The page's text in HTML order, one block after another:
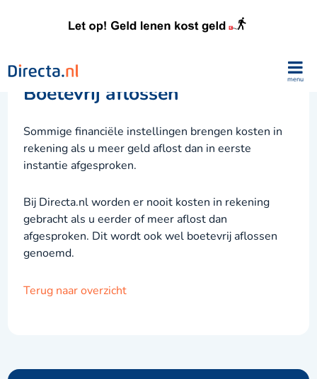
menu
Boetevrij aflossen
Sommige financiële instellingen brengen kosten in
rekening als u meer geld aflost dan in eerste
instantie afgesproken.
Bij Directa.nl worden er nooit kosten in rekening
gebracht als u eerder of meer aflost dan
afgesproken. Dit wordt ook wel boetevrij aflossen
genoemd.
Terug naar overzicht